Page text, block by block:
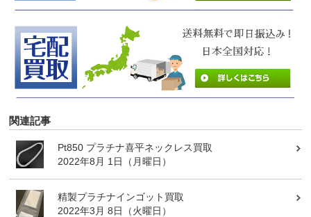
関連記事
Pt850 プラチナ喜平ネックレス買取
2022年8月 1日（月曜日）
精製プラチナインゴット買取
2022年3月 8日（火曜日）